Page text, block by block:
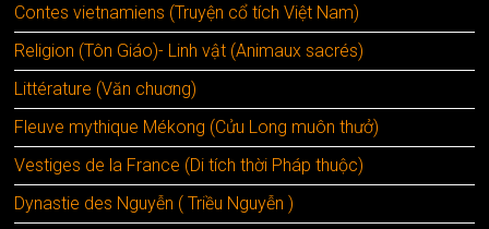
Contes vietnamiens (Truyện cổ tích Việt Nam)
Religion (Tôn Giáo)- Linh vật (Animaux sacrés)
Littérature (Văn chuơng)
Fleuve mythique Mékong (Cửu Long muôn thưở)
Vestiges de la France (Di tích thời Pháp thuộc)
Dynastie des Nguyễn ( Triều Nguyễn )